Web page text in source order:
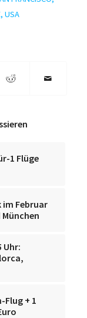
,USA
1 Flüge
im Februar
Uhr:
Flug + 1